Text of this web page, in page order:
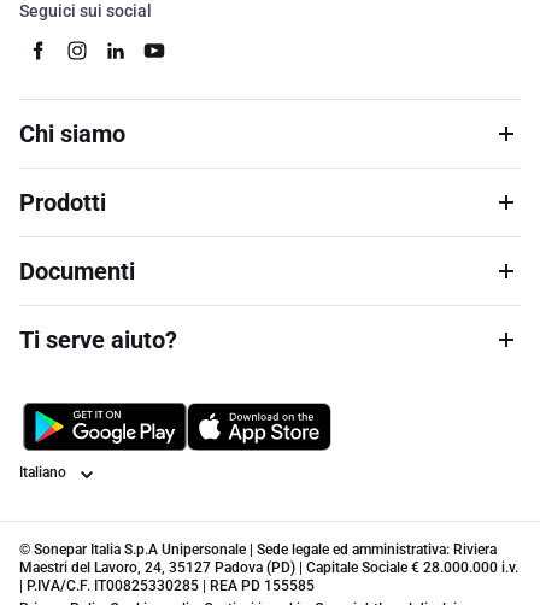
Seguici sui social
Chi siamo
Prodotti
Documenti
Ti serve aiuto?
Lingua
© Sonepar Italia S.p.A Unipersonale | Sede legale ed amministrativa: Riviera
Maestri del Lavoro, 24, 35127 Padova (PD) | Capitale Sociale € 28.000.000 i.v.
| P.IVA/C.F. IT00825330285 | REA PD 155585